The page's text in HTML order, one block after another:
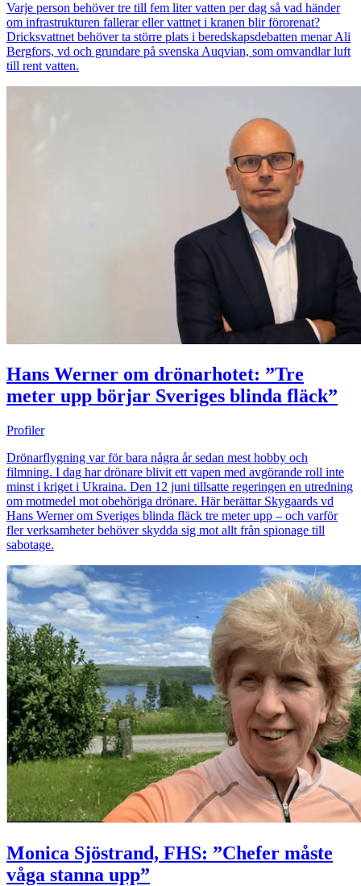
Varje person behöver tre till fem liter vatten per dag så vad händer
om infrastrukturen fallerar eller vattnet i kranen blir förorenat?
Dricksvattnet behöver ta större plats i beredskapsdebatten menar Ali
Bergfors, vd och grundare på svenska Auqvian, som omvandlar luft
till rent vatten.
Hans Werner om drönarhotet: ”Tre
meter upp börjar Sveriges blinda fläck”
Profiler
Drönarflygning var för bara några år sedan mest hobby och
filmning. I dag har drönare blivit ett vapen med avgörande roll inte
minst i kriget i Ukraina. Den 12 juni tillsatte regeringen en utredning
om motmedel mot obehöriga drönare. Här berättar Skygaards vd
Hans Werner om Sveriges blinda fläck tre meter upp – och varför
fler verksamheter behöver skydda sig mot allt från spionage till
sabotage.
Monica Sjöstrand, FHS: ”Chefer måste
våga stanna upp”